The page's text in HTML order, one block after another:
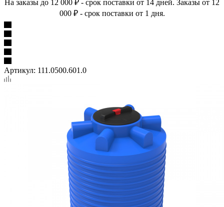
На заказы до 12 000 ₽ - срок поставки от 14 дней. Заказы от 12
000 ₽ - срок поставки от 1 дня.
Артикул: 111.0500.601.0